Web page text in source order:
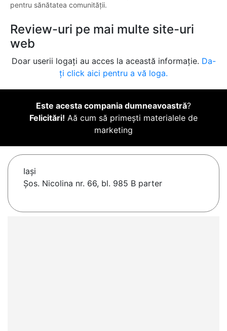
pentru sănătatea comunității.
Review-uri pe mai multe site-uri
web
Doar userii logați au acces la această informație. Da-
ți click aici pentru a vă loga.
Este acesta compania dumneavoastră?
Felicitări! Aă cum să primești materialele de
marketing
Iaşi
Șos. Nicolina nr. 66, bl. 985 B parter